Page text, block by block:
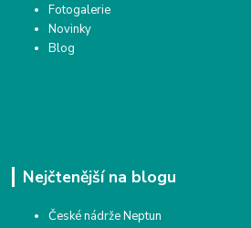
Fotogalerie
Novinky
Blog
Nejčtenější na blogu
České nádrže Neptun